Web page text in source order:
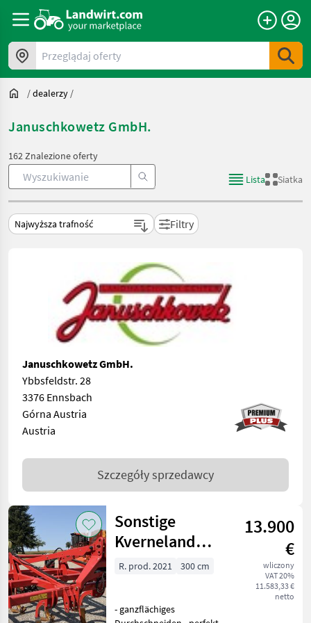
Przeglądaj oferty
/dealerzy /
Januschkowetz GmbH.
162 Znalezione oferty
Lista
Siatka
Filtry
Januschkowetz GmbH.
Ybbsfeldstr. 28
3376 Ennsbach
Górna Austria
Austria
Szczegóły sprzedawcy
Sonstige
Kverneland
Enduro 3000
13.900
€
wliczony
VAT 20%
11.583,33 €
netto
R. prod. 2021 300 cm
- ganzflächiges